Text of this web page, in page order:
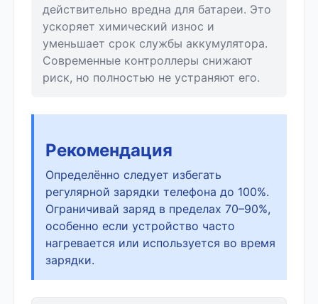
действительно вредна для батареи. Это
ускоряет химический износ и
уменьшает срок службы аккумулятора.
Современные контроллеры снижают
риск, но полностью не устраняют его.
Рекомендация
Определённо следует избегать
регулярной зарядки телефона до 100%.
Ограничивай заряд в пределах 70–90%,
особенно если устройство часто
нагревается или используется во время
зарядки.